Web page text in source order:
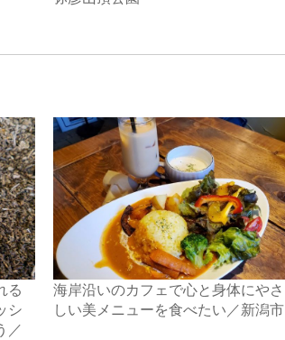
る
シ
／
海岸沿いのカフェで心と身体にやさ
しい美メニューを食べたい／新潟市